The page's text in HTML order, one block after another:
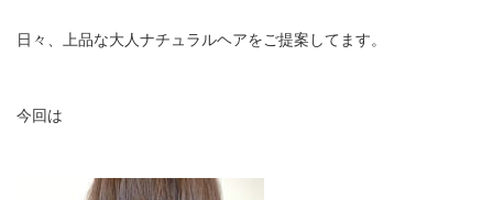
日々、上品な大人ナチュラルヘアをご提案してます。
今回は